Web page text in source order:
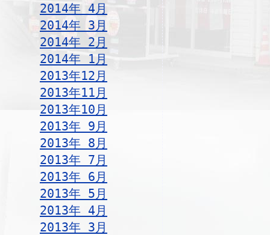
2014年 4月
2014年 3月
2014年 2月
2014年 1月
2013年12月
2013年11月
2013年10月
2013年 9月
2013年 8月
2013年 7月
2013年 6月
2013年 5月
2013年 4月
2013年 3月